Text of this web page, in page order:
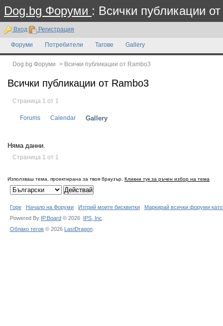
Dog.bg Форуми : Всички публикации
Вход Регистрация
Форуми Потребители Тагове Gallery
Dog.bg Форуми > Всички публикации от Rambo3
Всички публикации от Rambo3
Страница 1 от 1
Forums Calendar Gallery
Няма данни.
Страница 1 от 1
Използваш тема, проектирана за твоя браузър. Кликни тук за ръчен избор на тема
Горе Начало на Форуми Изтрий моите бисквитки
Маркирай всички форуми
Powered By IP.Board © 2026 IPS, Inc
Облако тегов © 2026 LastDragon